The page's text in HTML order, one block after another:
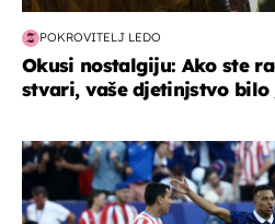
POKROVITELJ LEDO
Okusi nostalgiju: Ako ste
stvari, vaše djetinjstvo bilo
svjetsko prvenstvo 2026